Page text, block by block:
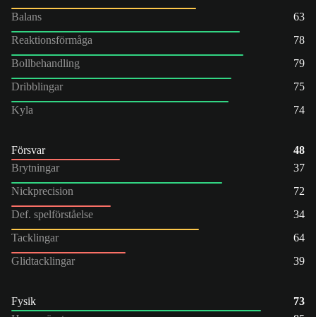
Balans
63
Reaktionsförmåga
78
Bollbehandling
79
Dribblingar
75
Kyla
74
Försvar
48
Brytningar
37
Nickprecision
72
Def. spelförståelse
34
Tacklingar
64
Glidtacklingar
39
Fysik
73